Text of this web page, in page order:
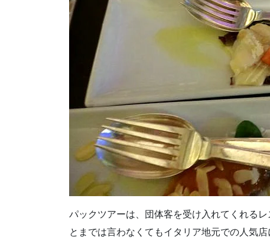
パックツアーは、団体客を受け入れてくれる
とまでは言わなくてもイタリア地元での人気店